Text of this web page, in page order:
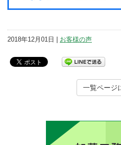
2018年12月01日 | お客様の声
一覧ページ